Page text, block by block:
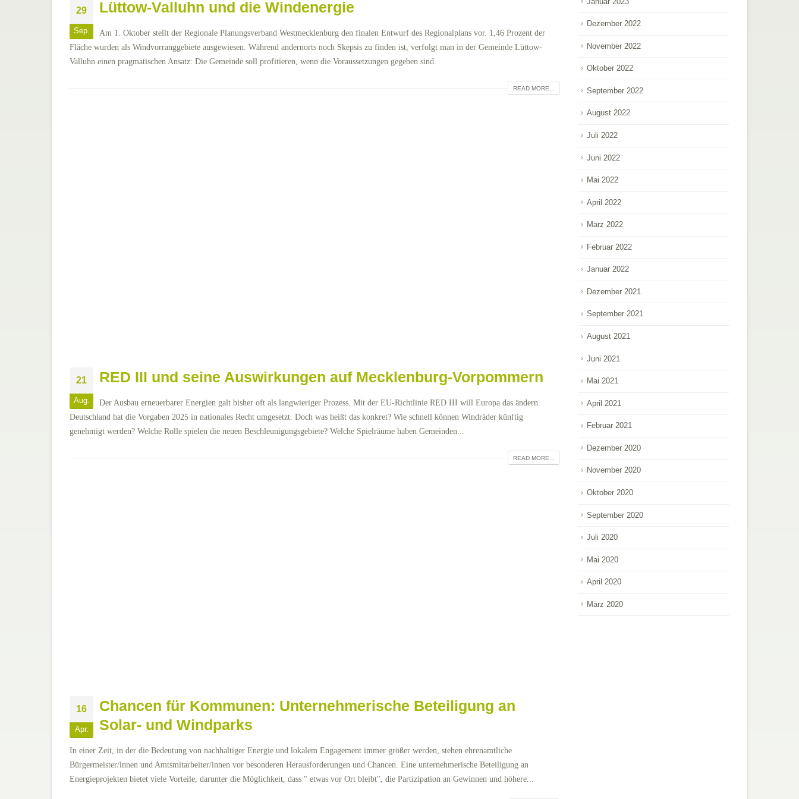
29
Sep.
Lüttow-Valluhn und die Windenergie
Am 1. Oktober stellt der Regionale Planungsverband Westmecklenburg den finalen Entwurf des Regionalplans vor. 1,46 Prozent der
Fläche wurden als Windvorranggebiete ausgewiesen. Während andernorts noch Skepsis zu finden ist, verfolgt man in der Gemeinde Lüttow-
Valluhn einen pragmatischen Ansatz: Die Gemeinde soll profitieren, wenn die Voraussetzungen gegeben sind.
READ MORE...
21
Aug.
RED III und seine Auswirkungen auf Mecklenburg-Vorpommern
Der Ausbau erneuerbarer Energien galt bisher oft als langwieriger Prozess. Mit der EU-Richtlinie RED III will Europa das ändern.
Deutschland hat die Vorgaben 2025 in nationales Recht umgesetzt. Doch was heißt das konkret? Wie schnell können Windräder künftig
genehmigt werden? Welche Rolle spielen die neuen Beschleunigungsgebiete? Welche Spielräume haben Gemeinden...
READ MORE...
16
Apr.
Chancen für Kommunen: Unternehmerische Beteiligung an
Solar- und Windparks
In einer Zeit, in der die Bedeutung von nachhaltiger Energie und lokalem Engagement immer größer werden, stehen ehrenamtliche
Bürgermeister/innen und Amtsmitarbeiter/innen vor besonderen Herausforderungen und Chancen. Eine unternehmerische Beteiligung an
Energieprojekten bietet viele Vorteile, darunter die Möglichkeit, dass " etwas vor Ort bleibt", die Partizipation an Gewinnen und höhere...
Dezember 2022
November 2022
Oktober 2022
September 2022
August 2022
Juli 2022
Juni 2022
Mai 2022
April 2022
März 2022
Februar 2022
Januar 2022
Dezember 2021
September 2021
August 2021
Juni 2021
Mai 2021
April 2021
Februar 2021
Dezember 2020
November 2020
Oktober 2020
September 2020
Juli 2020
Mai 2020
April 2020
März 2020